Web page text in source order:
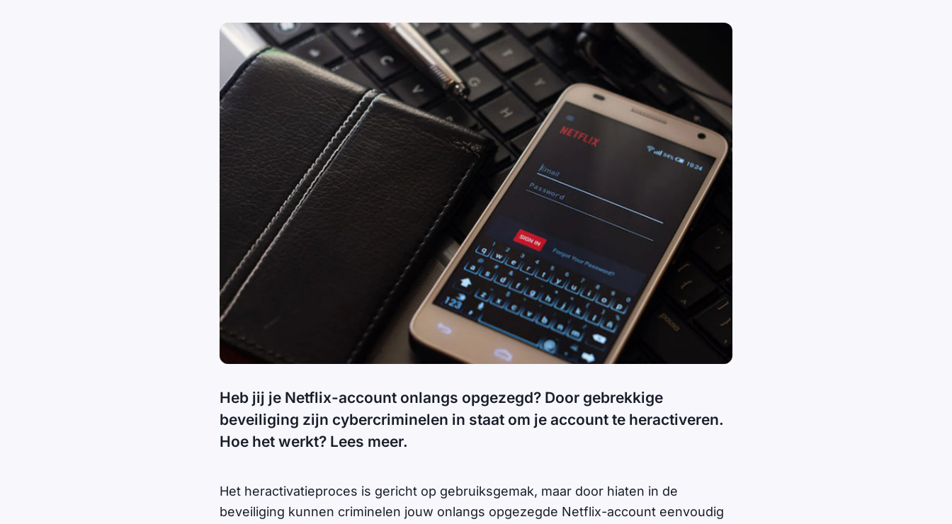
Heb jij je Netflix-account onlangs opgezegd? Door gebrekkige
beveiliging zijn cybercriminelen in staat om je account te heractiveren.
Hoe het werkt? Lees meer.
Het heractivatieproces is gericht op gebruiksgemak, maar door hiaten in de
beveiliging kunnen criminelen jouw onlangs opgezegde Netflix-account eenvoudig